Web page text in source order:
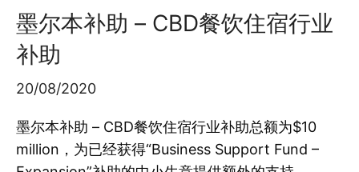
墨尔本补助 – CBD餐饮住宿行业
补助
20/08/2020
墨尔本补助 – CBD餐饮住宿行业补助总额为$10
million，为已经获得“Business Support Fund –